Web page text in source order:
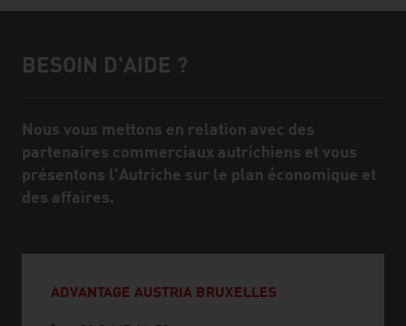
Assistance et interlocuteur/interlocutrice
BESOIN D'AIDE ?
Nous vous mettons en relation avec des
partenaires commerciaux autrichiens et vous
présentons l'Autriche sur le plan économique et
des affaires.
ADVANTAGE AUSTRIA BRUXELLES